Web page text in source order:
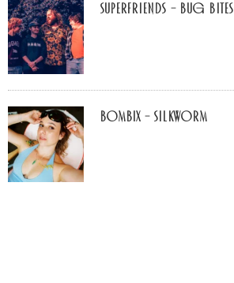
Superfriends – Bug Bites
Bombix – Silkworm